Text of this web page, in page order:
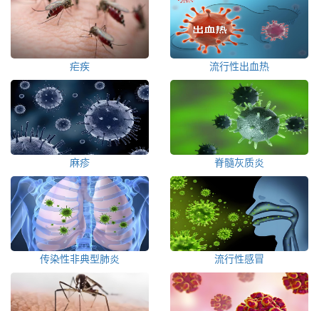
疟疾 流行性出血热
麻疹 脊髓灰质炎
传染性非典型肺炎 流行性感冒